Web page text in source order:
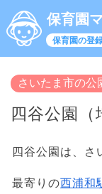
保育園
保育園の登
さいたま市の公
四谷公園（
四谷公園は、さ
最寄りの西浦和